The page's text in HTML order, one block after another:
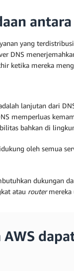
yang
DNS
ketika mereka
lanjutan dari
memperluas
bahkan di
oleh semua
dukungan
atau router
AWS